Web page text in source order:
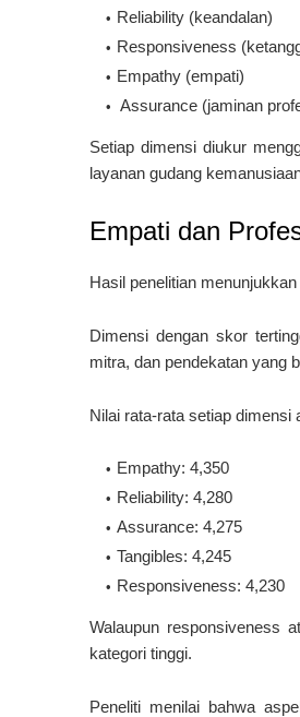
Reliability (keandalan)
Responsiveness
Empathy (empati)
Assurance (jaminan
Setiap dimensi diukur
layanan gudang
Empati dan
Hasil penelitian
Dimensi dengan skor
mitra, dan pendekatan yang
Nilai rata-rata setiap dimensi
Empathy: 4,350
Reliability: 4,280
Assurance: 4,275
Tangibles: 4,245
Responsiveness: 4,230
Walaupun responsiveness
kategori tinggi.
Peneliti menilai bahwa